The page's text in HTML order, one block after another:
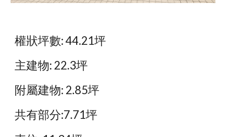
權狀坪數: 44.21坪
主建物: 22.3坪
附屬建物: 2.85坪
共有部分:7.71坪